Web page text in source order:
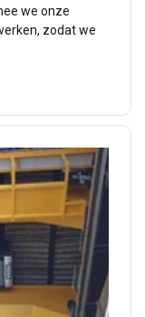
we onze
zodat we